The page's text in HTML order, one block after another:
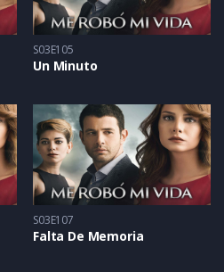
S03E105
Un Minuto
S03E107
Falta De Memoria